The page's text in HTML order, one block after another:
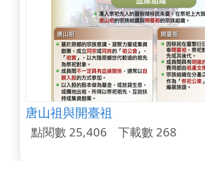
唐山祖與開臺祖
點閱數 25,406 下載數 268